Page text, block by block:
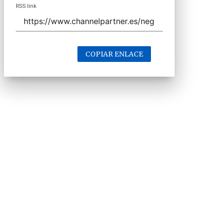
RSS link
COPIAR ENLACE